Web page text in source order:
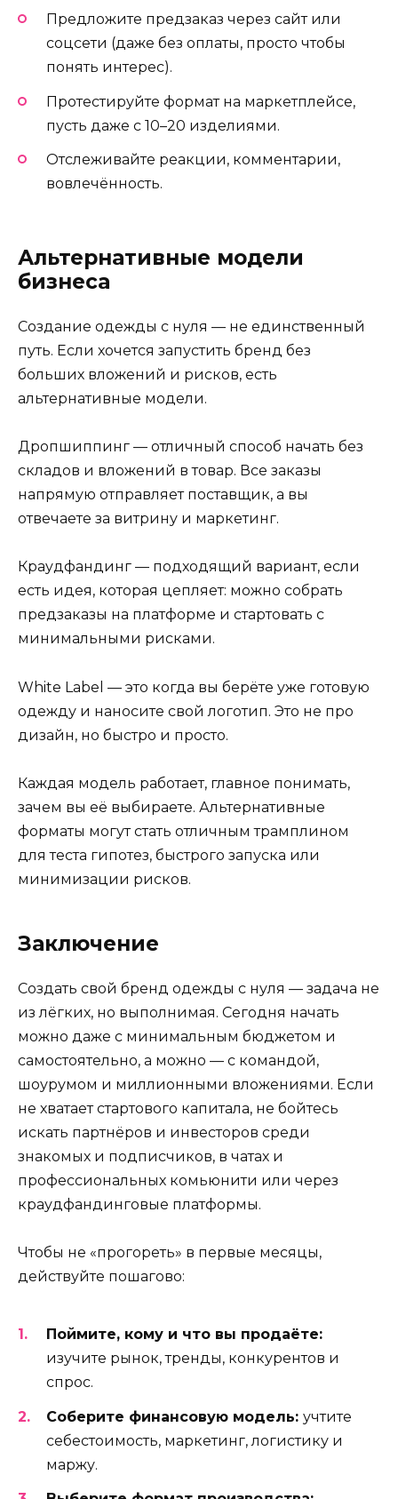
Предложите предзаказ через сайт или
соцсети (даже без оплаты, просто чтобы
понять интерес).
Протестируйте формат на маркетплейсе,
пусть даже с 10–20 изделиями.
Отслеживайте реакции, комментарии,
вовлечённость.
Альтернативные модели
бизнеса
Создание одежды с нуля — не единственный
путь. Если хочется запустить бренд без
больших вложений и рисков, есть
альтернативные модели.
Дропшиппинг — отличный способ начать без
складов и вложений в товар. Все заказы
напрямую отправляет поставщик, а вы
отвечаете за витрину и маркетинг.
Краудфандинг — подходящий вариант, если
есть идея, которая цепляет: можно собрать
предзаказы на платформе и стартовать с
минимальными рисками.
White Label — это когда вы берёте уже готовую
одежду и наносите свой логотип. Это не про
дизайн, но быстро и просто.
Каждая модель работает, главное понимать,
зачем вы её выбираете. Альтернативные
форматы могут стать отличным трамплином
для теста гипотез, быстрого запуска или
минимизации рисков.
Заключение
Создать свой бренд одежды с нуля — задача не
из лёгких, но выполнимая. Сегодня начать
можно даже с минимальным бюджетом и
самостоятельно, а можно — с командой,
шоурумом и миллионными вложениями. Если
не хватает стартового капитала, не бойтесь
искать партнёров и инвесторов среди
знакомых и подписчиков, в чатах и
профессиональных комьюнити или через
краудфандинговые платформы.
Чтобы не «прогореть» в первые месяцы,
действуйте пошагово:
Поймите, кому и что вы продаёте:
изучите рынок, тренды, конкурентов и
спрос.
Соберите финансовую модель: учтите
себестоимость, маркетинг, логистику и
маржу.